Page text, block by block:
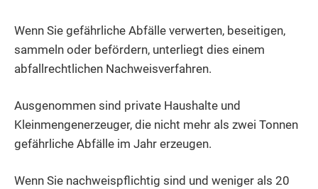
Wenn Sie gefährliche Abfälle verwerten, beseitigen,
sammeln oder befördern, unterliegt dies einem
abfallrechtlichen Nachweisverfahren.
Ausgenommen sind private Haushalte und
Kleinmengenerzeuger, die nicht mehr als zwei Tonnen
gefährliche Abfälle im Jahr erzeugen.
Wenn Sie nachweispflichtig sind und weniger als 20